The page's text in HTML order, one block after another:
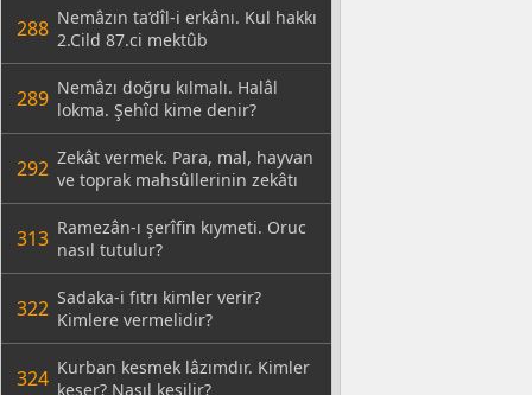
288 Nemâzın ta’dîl-i erkânı. Kul hakkı
2.Cild 87.ci mektûb
289 Nemâzı doğru kılmalı. Halâl
lokma. Şehîd kime denir?
292 Zekât vermek. Para, mal, hayvan
ve toprak mahsûllerinin zekâtı
313 Ramezân-ı şerîfin kıymeti. Oruc
nasıl tutulur?
322 Sadaka-i fıtrı kimler verir?
Kimlere vermelidir?
324 Kurban kesmek lâzımdır. Kimler
keser? Nasıl kesilir?